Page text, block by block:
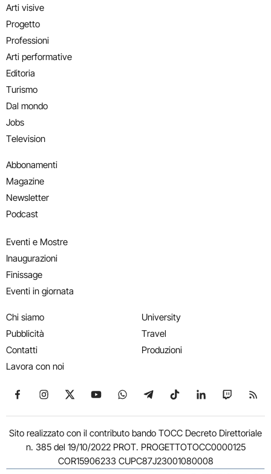
Arti visive
Progetto
Professioni
Arti performative
Editoria
Turismo
Dal mondo
Jobs
Television
Abbonamenti
Magazine
Newsletter
Podcast
Eventi e Mostre
Inaugurazioni
Finissage
Eventi in giornata
Chi siamo
Pubblicità
Contatti
Lavora con noi
University
Travel
Produzioni
Seguici su Facebook
Seguici su Instagram
Seguici su X
Seguici su YouTube
Seguici su WhatsApp
Seguici su Telegram
Seguici su TikTok
Seguici su
Seguici
Sito realizzato con il contributo bando TOCC Decreto Direttoriale
n. 385 del 19/10/2022 PROT. PROGETTOTOCC0000125
COR15906233 CUPC87J23001080008